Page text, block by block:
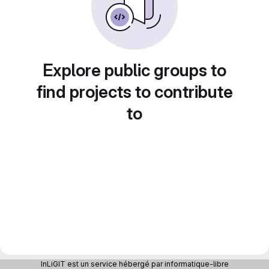
Explore public groups to
find projects to contribute
to
InLiGIT est un service hébergé par informatique-libre